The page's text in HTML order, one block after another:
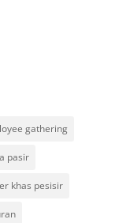
gathering
pasir
khas pesisir